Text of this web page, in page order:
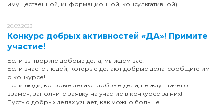
имущественной, информационной, консультативной).
20.09.2023
Конкурс добрых активностей «ДА»! Примите
участие!
Если вы творите добрые дела, мы ждем вас!
Если знаете людей, которые делают добрые дела, сообщите им
о конкурсе!
Если люди, которые делают добрые дела, не ждут ничего
взамен, заполните заявку на участие в конкурсе за них!
Пусть о добрых делах узнает, как можно больше